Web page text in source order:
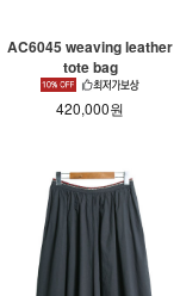
AC6045 weaving leather
tote bag
420,000원